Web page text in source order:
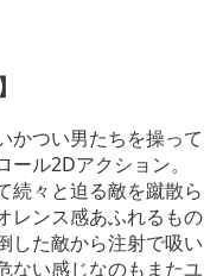
かつい男たちを操って
ル2Dアクション。
続々と迫る敵を蹴散ら
レンス感あふれるもの
した敵から注射で吸い
ない感じなのもまたユ